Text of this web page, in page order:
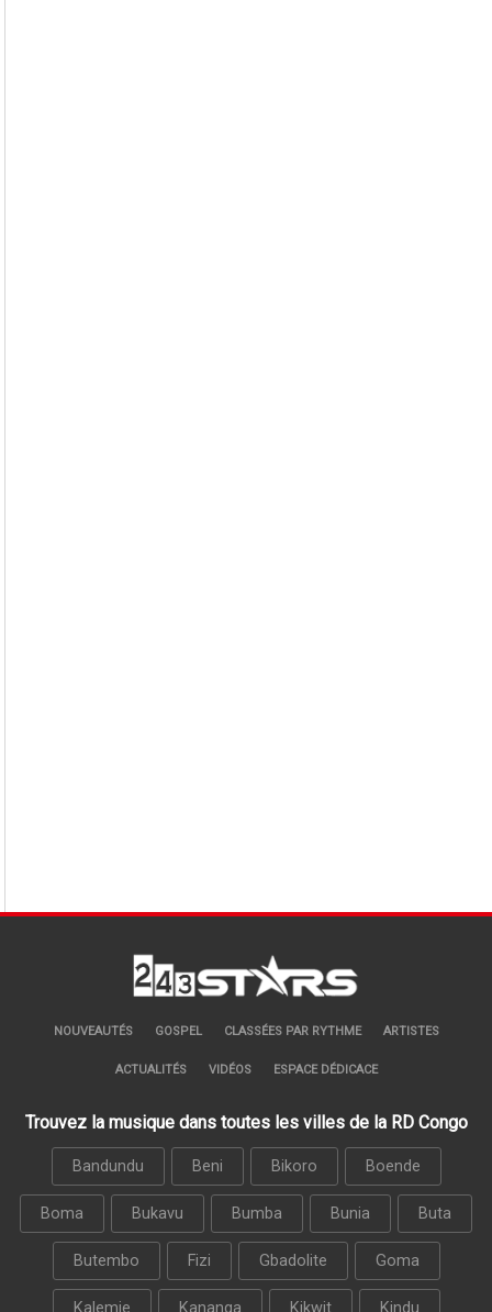
NOUVEAUTÉS GOSPEL CLASSÉES PAR RYTHME ARTISTES
ACTUALITÉS VIDÉOS ESPACE DÉDICACE
Trouvez la musique dans toutes les villes de la RD Congo
Bandundu Beni Bikoro Boende
Boma Bukavu Bumba Bunia Buta
Butembo Fizi Gbadolite Goma